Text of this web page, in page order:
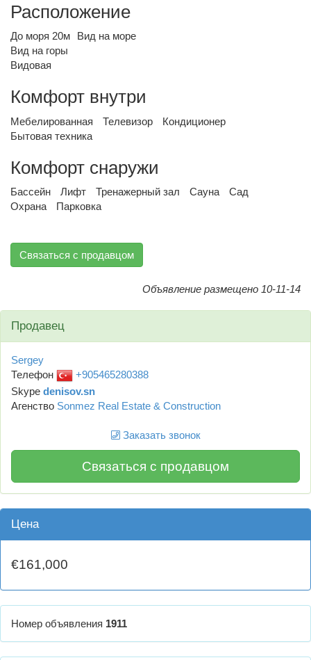
Расположение
До моря 20м
Вид на море
Вид на горы
Видовая
Комфорт внутри
Мебелированная Телевизор
Кондиционер
Бытовая техника
Комфорт снаружи
Бассейн Лифт Тренажерный зал Сауна
Сад
Охрана
Парковка
Связаться с продавцом
Объявление размещено 10-11-14
Продавец
Sergey
Телефон
+905465280388
Skype denisov.sn
Агенство Sonmez Real Estate & Construction
Заказать звонок
Связаться с продавцом
Цена
€161,000
Номер объявления 1911